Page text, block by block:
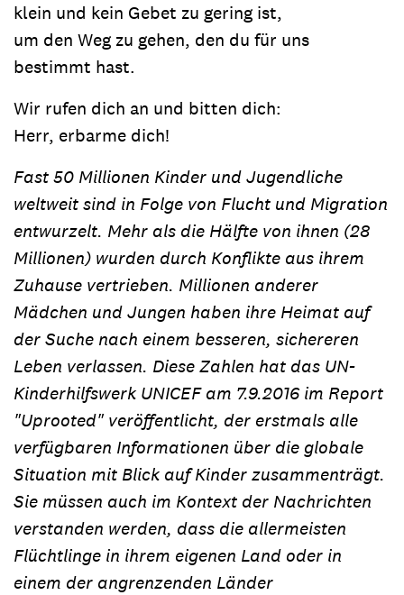
klein und kein Gebet zu gering ist,
um den Weg zu gehen, den du für uns
bestimmt hast.
Wir rufen dich an und bitten dich:
Herr, erbarme dich!
Fast 50 Millionen Kinder und Jugendliche
weltweit sind in Folge von Flucht und Migration
entwurzelt. Mehr als die Hälfte von ihnen (28
Millionen) wurden durch Konflikte aus ihrem
Zuhause vertrieben. Millionen anderer
Mädchen und Jungen haben ihre Heimat auf
der Suche nach einem besseren, sichereren
Leben verlassen. Diese Zahlen hat das UN-
Kinderhilfswerk UNICEF am 7.9.2016 im Report
"Uprooted" veröffentlicht, der erstmals alle
verfügbaren Informationen über die globale
Situation mit Blick auf Kinder zusammenträgt.
Sie müssen auch im Kontext der Nachrichten
verstanden werden, dass die allermeisten
Flüchtlinge in ihrem eigenen Land oder in
einem der angrenzenden Länder